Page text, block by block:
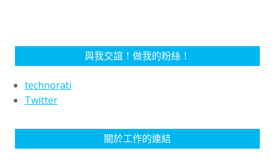
與我交誼！做我的粉絲！
technorati
Twitter
關於工作的連結